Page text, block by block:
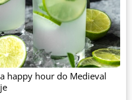
happy hour do Medieval